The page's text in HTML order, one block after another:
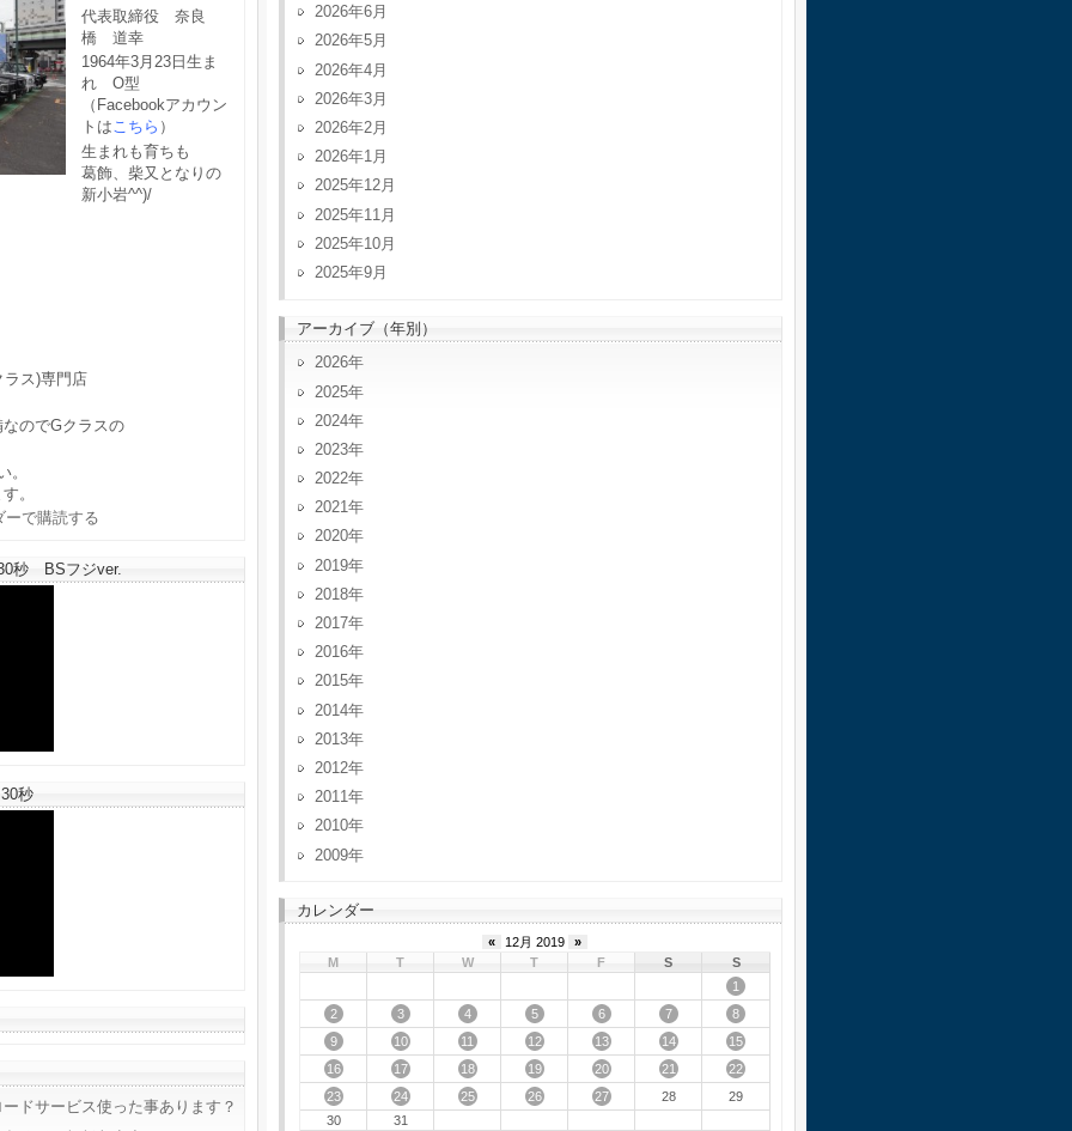
代表取締役 奈良
橋 道幸
1964年3月23日生ま
れ O型
（Facebookアカウン
トはこちら ）
生まれも育ちも
葛飾、柴又となりの
新小岩^^)/
ラス)専門店
のでGクラスの
。
。
秒 BSフジver.
秒
ドサービス使った事あります？
2026年6月
2026年5月
2026年4月
2026年3月
2026年2月
2026年1月
2025年12月
2025年11月
2025年10月
2025年9月
アーカイブ（年別）
2026
2025
2024
2023
2022
2021
2020
2019
2018
2017
2016
2015
2014
2013
2012
2011
2010
2009
カレンダー
« 12月 2019
»
M
T W T F S
S
1
2
3 4 5 6 7
8
9
10 11 12 13 14
15
16
17 18 19 20 21
22
23
24 25 26 27 28
29
30
31